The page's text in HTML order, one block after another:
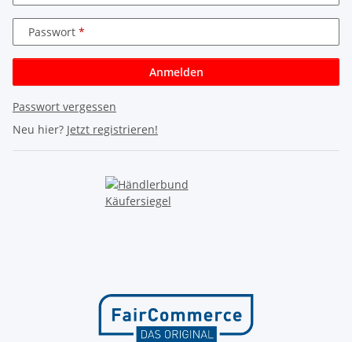
Passwort
Anmelden
Passwort vergessen
Neu hier? Jetzt registrieren!